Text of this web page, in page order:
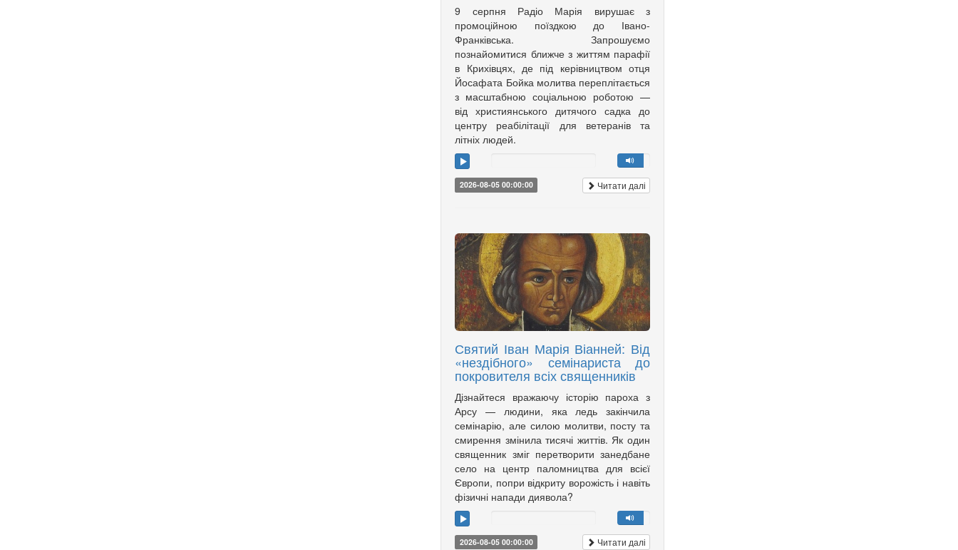
9 серпня Радіо Марія вирушає з
промоційною поїздкою до Івано-
Франківська. Запрошуємо
познайомитися ближче з життям парафії
в Крихівцях, де під керівництвом отця
Йосафата Бойка молитва переплітається
з масштабною соціальною роботою —
від християнського дитячого садка до
центру реабілітації для ветеранів та
літніх людей.
2026-08-05 00:00:00 Читати далі
Святий Іван Марія Віанней: Від
«нездібного» семінариста до
покровителя всіх священників
Дізнайтеся вражаючу історію пароха з
Арсу — людини, яка ледь закінчила
семінарію, але силою молитви, посту та
смирення змінила тисячі життів. Як один
священник зміг перетворити занедбане
село на центр паломництва для всієї
Європи, попри відкриту ворожість і навіть
фізичні напади диявола?
2026-08-05 00:00:00 Читати далі